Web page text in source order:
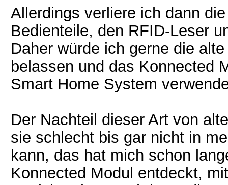
Allerdings verliere ich dann
Bedienteile, den RFID-Leser
Daher würde ich gerne die
belassen und das Konnected
Smart Home System
Der Nachteil dieser Art von
sie schlecht bis gar nicht in
kann, das hat mich schon
Konnected Modul entdeckt,